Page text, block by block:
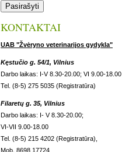
KONTAKTAI
UAB "Žvėryno veterinarijos gydykla"
Kęstučio g. 54/1, Vilnius
Darbo laikas: I-V 8.30-20.00; VI 9.00-18.00
Tel. (8-5) 275 5035 (Registratūra)
Filaretų g. 35, Vilnius
Darbo laikas: I- V 8.30-20.00;
VI-VII 9.00-18.00
Tel. (8-5) 215 4202 (Registratūra),
Mob. 8698 17724